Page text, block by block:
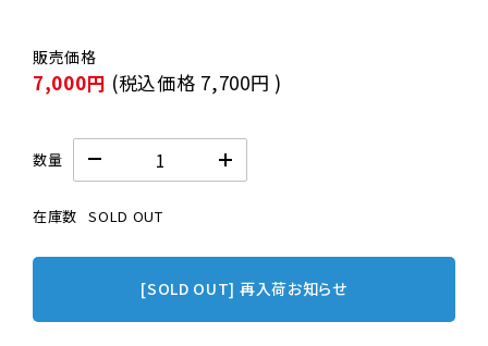
7,000円 (税込価格 7,700円 )
数量
在庫数 SOLD OUT
[SOLD OUT] 再入荷お知らせ